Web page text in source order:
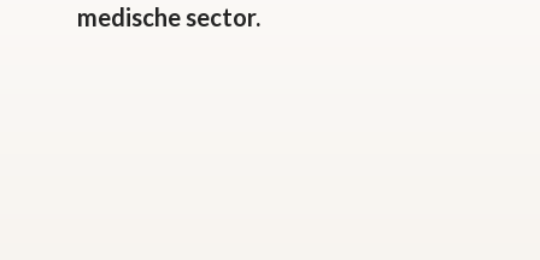
medische sector.